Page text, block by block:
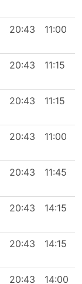
20:43 11:00
20:43 11:15
20:43 11:15
20:43 11:00
20:43 11:45
20:43 14:15
20:43 14:15
20:43 14:00